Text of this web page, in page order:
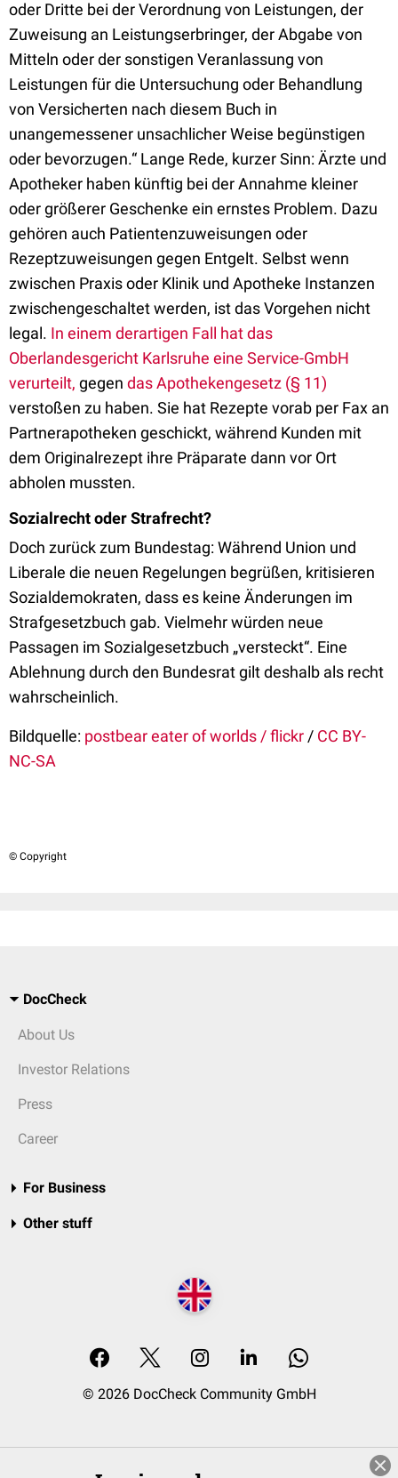
oder Dritte bei der Verordnung von Leistungen, der
Zuweisung an Leistungserbringer, der Abgabe von
Mitteln oder der sonstigen Veranlassung von
Leistungen für die Untersuchung oder Behandlung
von Versicherten nach diesem Buch in
unangemessener unsachlicher Weise begünstigen
oder bevorzugen.“ Lange Rede, kurzer Sinn: Ärzte und
Apotheker haben künftig bei der Annahme kleiner
oder größerer Geschenke ein ernstes Problem. Dazu
gehören auch Patientenzuweisungen oder
Rezeptzuweisungen gegen Entgelt. Selbst wenn
zwischen Praxis oder Klinik und Apotheke Instanzen
zwischengeschaltet werden, ist das Vorgehen nicht
legal. In einem derartigen Fall hat das
Oberlandesgericht Karlsruhe eine Service-GmbH
verurteilt, gegen das Apothekengesetz (§ 11)
verstoßen zu haben. Sie hat Rezepte vorab per Fax an
Partnerapotheken geschickt, während Kunden mit
dem Originalrezept ihre Präparate dann vor Ort
abholen mussten.
Sozialrecht oder Strafrecht?
Doch zurück zum Bundestag: Während Union und
Liberale die neuen Regelungen begrüßen, kritisieren
Sozialdemokraten, dass es keine Änderungen im
Strafgesetzbuch gab. Vielmehr würden neue
Passagen im Sozialgesetzbuch „versteckt“. Eine
Ablehnung durch den Bundesrat gilt deshalb als recht
wahrscheinlich.
Bildquelle: postbear eater of worlds / flickr / CC BY-
NC-SA
© Copyright
DocCheck
About Us
Investor Relations
Press
Career
For Business
Other stuff
© 2026 DocCheck Community GmbH